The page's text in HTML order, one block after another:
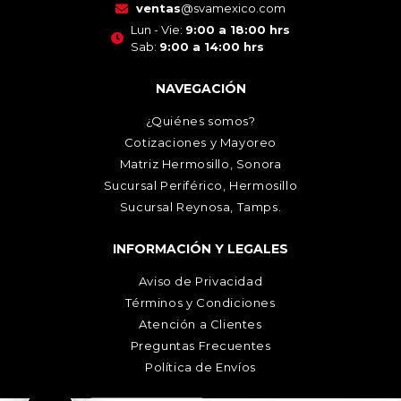
ventas@svamexico.com
Lun - Vie: 9:00 a 18:00 hrs
Sab: 9:00 a 14:00 hrs
NAVEGACIÓN
¿Quiénes somos?
Cotizaciones y Mayoreo
Matriz Hermosillo, Sonora
Sucursal Periférico, Hermosillo
Sucursal Reynosa, Tamps.
INFORMACIÓN Y LEGALES
Aviso de Privacidad
Términos y Condiciones
Atención a Clientes
Preguntas Frecuentes
Política de Envíos